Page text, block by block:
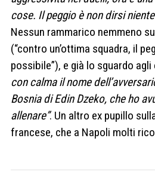
cose. Il peggio è non dirsi
Nessun rammarico nemmeno
(“contro un’ottima squadra, il
possibile”), e già lo sguardo agli
con calma il nome
Bosnia di Edin Dzeko, che ho
allenare”. Un altro ex pupillo
francese, che a Napoli molti